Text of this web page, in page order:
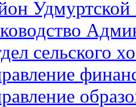
сельского